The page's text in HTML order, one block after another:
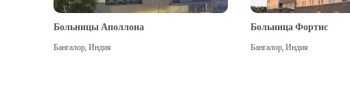
Больницы Аполлона
Бангалор,Индия
Больница Фортис
Бангалор,Индия